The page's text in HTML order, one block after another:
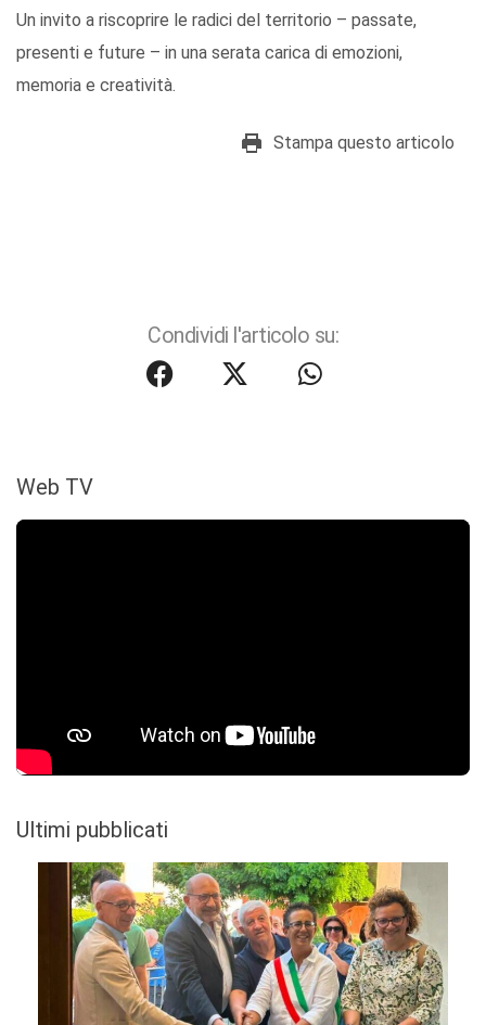
Un invito a riscoprire le radici del territorio – passate,
presenti e future – in una serata carica di emozioni,
memoria e creatività.
Stampa questo articolo
Condividi l'articolo su:
Web TV
Ultimi pubblicati